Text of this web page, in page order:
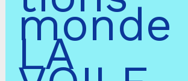
monde
LA